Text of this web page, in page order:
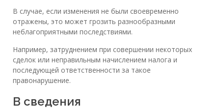
В случае, если изменения не были своевременно
отражены, это может грозить разнообразными
неблагоприятными последствиями.
Например, затруднением при совершении некоторых
сделок или неправильным начислением налога и
последующей ответственности за такое
правонарушение.
В сведения